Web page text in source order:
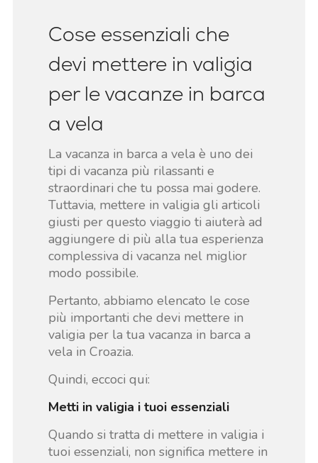
Cose essenziali che
devi mettere in valigia
per le vacanze in barca
a vela
La vacanza in barca a vela è uno dei
tipi di vacanza più rilassanti e
straordinari che tu possa mai godere.
Tuttavia, mettere in valigia gli articoli
giusti per questo viaggio ti aiuterà ad
aggiungere di più alla tua esperienza
complessiva di vacanza nel miglior
modo possibile.
Pertanto, abbiamo elencato le cose
più importanti che devi mettere in
valigia per la tua vacanza in barca a
vela in Croazia.
Quindi, eccoci qui:
Metti in valigia i tuoi essenziali
Quando si tratta di mettere in valigia i
tuoi essenziali, non significa mettere in